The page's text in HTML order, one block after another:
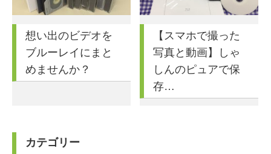
想い出のビデオを
ブルーレイにまと
めませんか？
【スマホで撮った
写真と動画】しゃ
しんのピュアで保
存…
カテゴリー